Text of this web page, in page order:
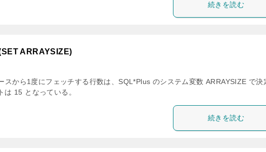
続きを読む
ARRAYSIZE)
から1度にフェッチする行数は、SQL*Plus のシステム変数 ARRAYSIZE で決
15 となっている。
続きを読む